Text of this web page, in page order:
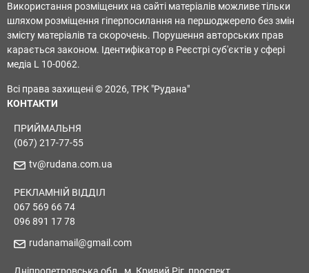
Використання розміщених на сайті матеріалів можливе тільки
шляхом розміщення гіперпосилання на першоджерело без змін
змісту матеріалів та скорочень. Порушення авторських прав
карається законом. Ідентифікатор в Реєстрі суб'єктів у сфері
медіа L 10-0062.
Всі права захищені © 2026, ТРК "Рудана"
КОНТАКТИ
ПРИЙМАЛЬНЯ
(067) 217-77-55
tv@rudana.com.ua
РЕКЛАМНІЙ ВІДДІЛ
067 569 66 74
096 891 17 78
rudanamail@gmail.com